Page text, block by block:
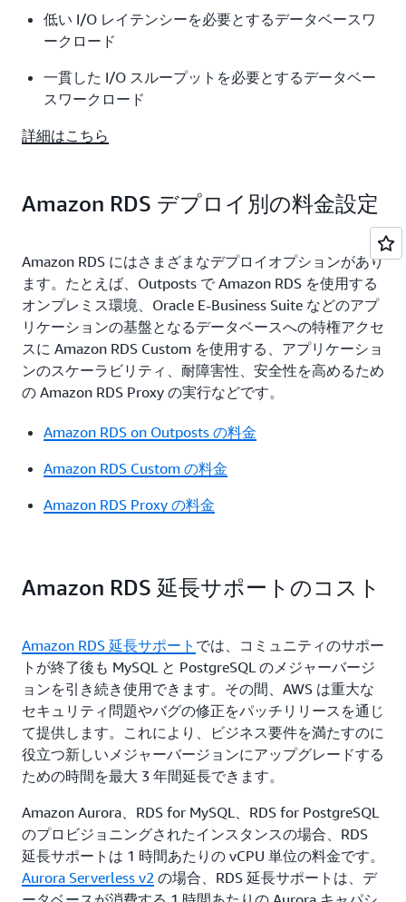
低い I/O レイテンシーを必要とするデータベースワ
ークロード
一貫した I/O スループットを必要とするデータベー
スワークロード
詳細はこちら
Amazon RDS デプロイ別の料金設定
Amazon RDS にはさまざまなデプロイオプションがあり
ます。たとえば、Outposts で Amazon RDS を使用する
オンプレミス環境、Oracle E-Business Suite などのアプ
リケーションの基盤となるデータベースへの特権アクセ
スに Amazon RDS Custom を使用する、アプリケーショ
ンのスケーラビリティ、耐障害性、安全性を高めるため
の Amazon RDS Proxy の実行などです。
Amazon RDS on Outposts の料金
Amazon RDS Custom の料金
Amazon RDS Proxy の料金
Amazon RDS 延長サポートのコスト
Amazon RDS 延長サポート では、コミュニティのサポー
トが終了後も MySQL と PostgreSQL のメジャーバージ
ョンを引き続き使用できます。その間、AWS は重大な
セキュリティ問題やバグの修正をパッチリリースを通じ
て提供します。これにより、ビジネス要件を満たすのに
役立つ新しいメジャーバージョンにアップグレードする
ための時間を最大 3 年間延長できます。
Amazon Aurora、RDS for MySQL、RDS for PostgreSQL
のプロビジョニングされたインスタンスの場合、RDS
延長サポートは 1 時間あたりの vCPU 単位の料金です。
Aurora Serverless v2 の場合、RDS 延長サポートは、デ